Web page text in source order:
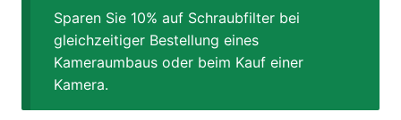
Sparen Sie 10% auf Schraubfilter bei
gleichzeitiger Bestellung eines
Kameraumbaus oder beim Kauf einer
Kamera.